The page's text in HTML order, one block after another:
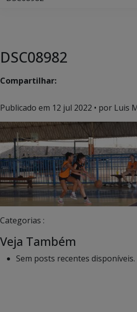
DSC08982
Compartilhar:
Publicado em 12 jul 2022 • por Luis
Categorias :
Veja Também
Sem posts recentes disponíveis.